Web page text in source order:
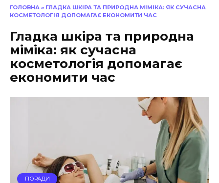
ГОЛОВНА » ГЛАДКА ШКІРА ТА ПРИРОДНА МІМІКА: ЯК СУЧАСНА
КОСМЕТОЛОГІЯ ДОПОМАГАЄ ЕКОНОМИТИ ЧАС
Гладка шкіра та природна
міміка: як сучасна
косметологія допомагає
економити час
ПОРАДИ